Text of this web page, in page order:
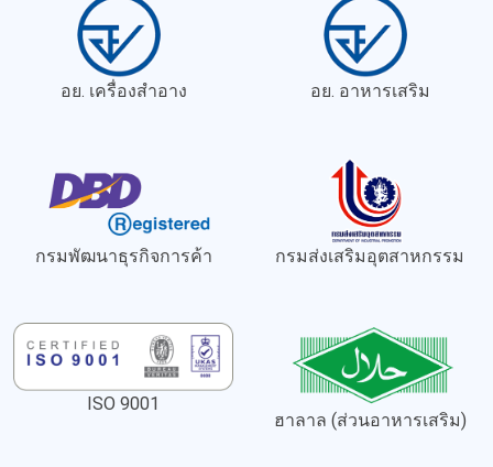
อย. เครื่องสำอาง อย. อาหารเสริม
กรมพัฒนาธุรกิจการค้า กรมส่งเสริมอุตสาหกรรม
ISO 9001
ฮาลาล (ส่วนอาหารเสริม)